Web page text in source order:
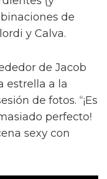
de
y Calva.
de Jacob
estrella a la
de fotos. “¡Es
perfecto!
sexy con